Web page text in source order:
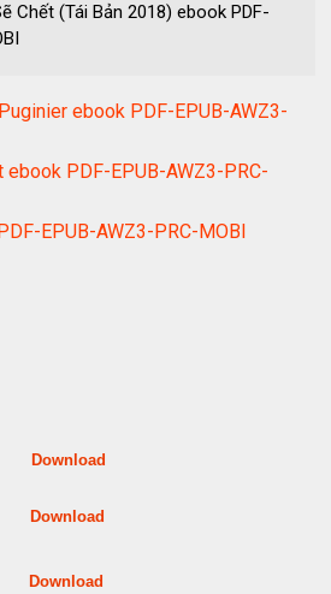
Chết (Tái Bản 2018) ebook PDF-
ebook PDF-EPUB-AWZ3-
ebook PDF-EPUB-AWZ3-PRC-
EPUB-AWZ3-PRC-MOBI
Download
Download
Download